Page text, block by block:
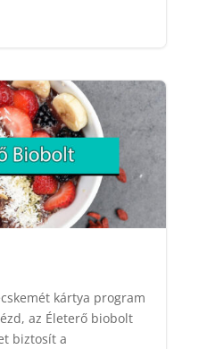
kártya program
az Életerő biobolt
biztosít a